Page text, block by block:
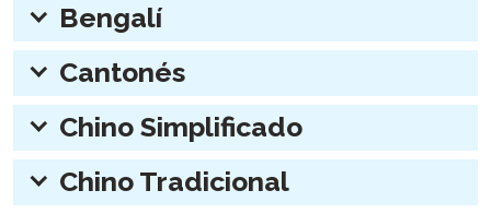
expander:
Bengalí
expander:
Cantonés
expander:
Chino Simplificado
expander:
Chino Tradicional